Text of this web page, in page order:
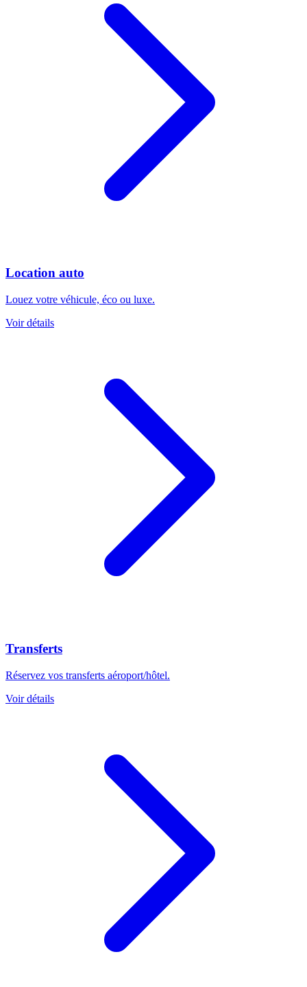
Location auto
Louez votre véhicule, éco ou luxe.
Voir détails
Transferts
Réservez vos transferts aéroport/hôtel.
Voir détails